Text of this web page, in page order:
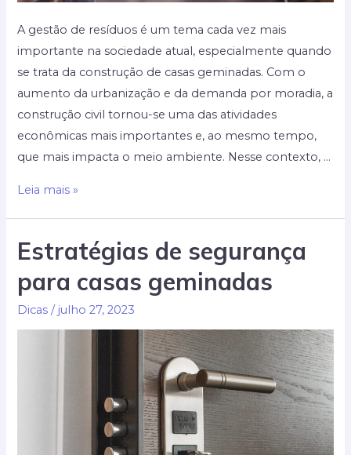
A gestão de resíduos é um tema cada vez mais
importante na sociedade atual, especialmente quando
se trata da construção de casas geminadas. Com o
aumento da urbanização e da demanda por moradia, a
construção civil tornou-se uma das atividades
econômicas mais importantes e, ao mesmo tempo,
que mais impacta o meio ambiente. Nesse contexto, …
O
gestão
resíduos
na
Leia mais »
Estratégias de segurança
para casas geminadas
Dicas / julho 27, 2023